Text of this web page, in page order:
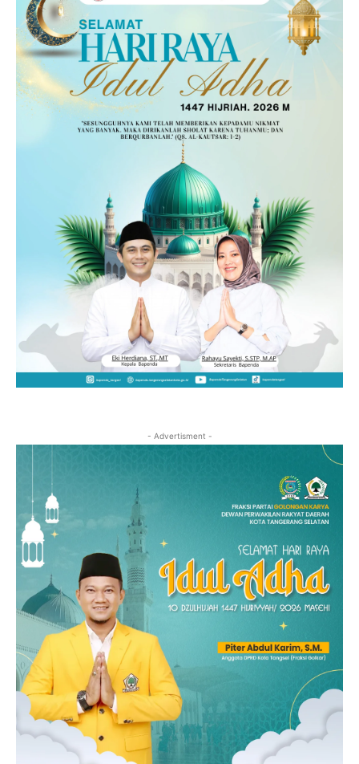
- Advertisment -